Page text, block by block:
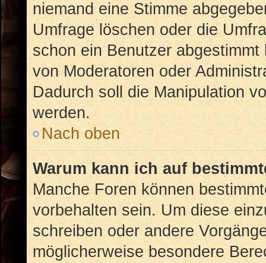
niemand eine Stimme
Umfrage löschen oder die
schon ein Benutzer
von Moderatoren oder
Dadurch soll die Manipulation
werden.
Nach oben
Warum kann ich auf
Manche Foren können
vorbehalten sein. Um diese
schreiben oder andere
möglicherweise besondere